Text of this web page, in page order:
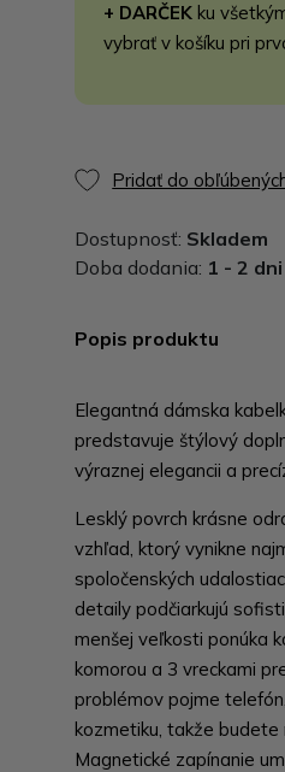
+ DARČEK ku
vybrať v košíku pri
Pridať do
Dostupnosť: Skladem
Doba dodania: 1 - 2 dni
Popis produktu
Elegantná dámska
predstavuje štýlový
výraznej elegancii a
Lesklý povrch krásne
vzhľad, ktorý vynikne
spoločenských
detaily podčiarkujú
menšej veľkosti ponúka
komorou a 3 vreckami
problémov pojme
kozmetiku, takže
Magnetické zapínanie